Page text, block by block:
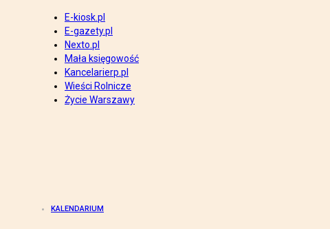
E-kiosk.pl
E-gazety.pl
Nexto.pl
Mała księgowość
Kancelarierp.pl
Wieści Rolnicze
Życie Warszawy
KALENDARIUM